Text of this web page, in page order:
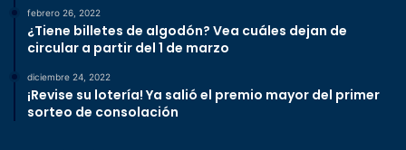
febrero 26, 2022
¿Tiene billetes de algodón? Vea cuáles dejan de
circular a partir del 1 de marzo
diciembre 24, 2022
¡Revise su lotería! Ya salió el premio mayor del primer
sorteo de consolación